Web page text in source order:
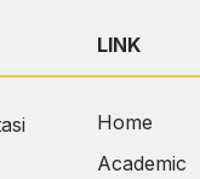
LINK
Home
Academic